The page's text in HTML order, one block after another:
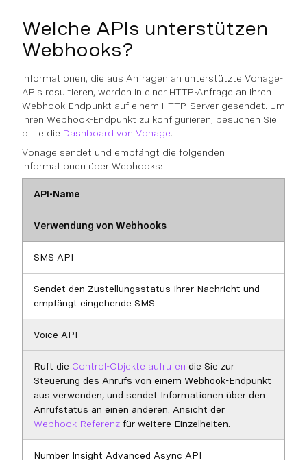
Welche APIs unterstützen
Webhooks?
Informationen, die aus Anfragen an unterstützte Vonage-
APIs resultieren, werden in einer HTTP-Anfrage an Ihren
Webhook-Endpunkt auf einem HTTP-Server gesendet. Um
Ihren Webhook-Endpunkt zu konfigurieren, besuchen Sie
bitte die Dashboard von Vonage.
Vonage sendet und empfängt die folgenden
Informationen über Webhooks:
API-Name
Verwendung von Webhooks
SMS API
Sendet den Zustellungsstatus Ihrer Nachricht und
empfängt eingehende SMS.
Voice API
Ruft die Control-Objekte aufrufen die Sie zur
Steuerung des Anrufs von einem Webhook-Endpunkt
aus verwenden, und sendet Informationen über den
Anrufstatus an einen anderen. Ansicht der
Webhook-Referenz für weitere Einzelheiten.
Number Insight Advanced Async API